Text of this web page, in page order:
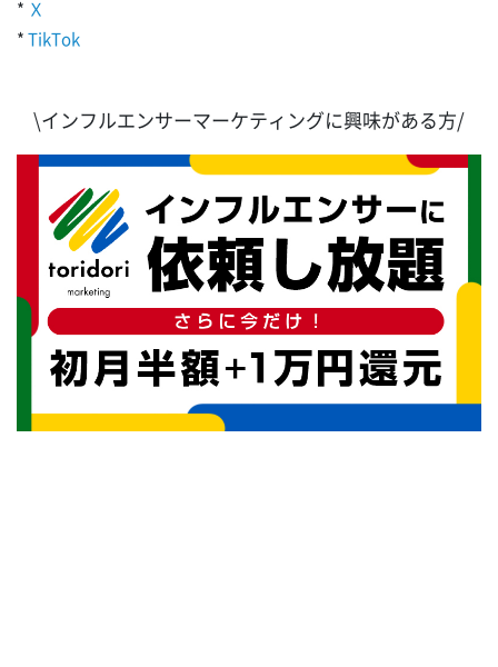
* Ｘ
*TikTok
\インフルエンサーマーケティングに興味がある方/